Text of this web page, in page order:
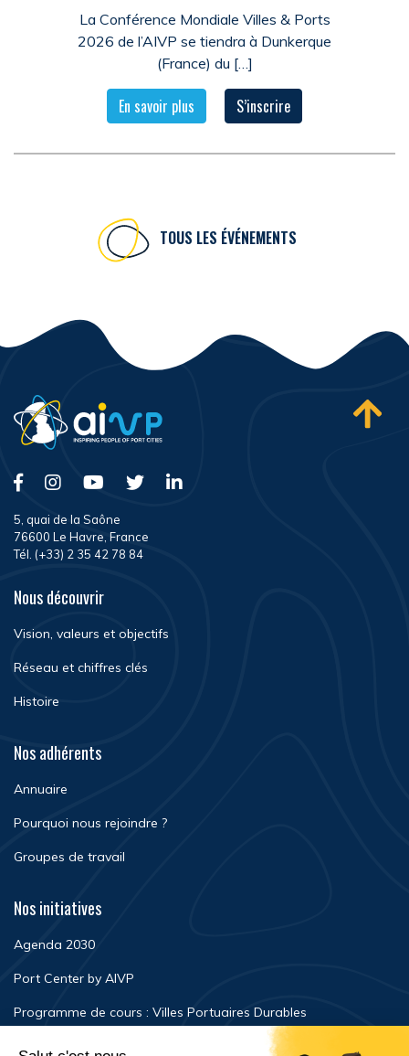
La Conférence Mondiale Villes & Ports
2026 de l’AIVP se tiendra à Dunkerque
(France) du […]
En savoir plus S’inscrire
TOUS LES ÉVÉNEMENTS
5, quai de la Saône
76600 Le Havre, France
Tél. (+33) 2 35 42 78 84
Nous découvrir
Vision, valeurs et objectifs
Réseau et chiffres clés
Histoire
Nos adhérents
Annuaire
Pourquoi nous rejoindre ?
Groupes de travail
Nos initiatives
Agenda 2030
Port Center by AIVP
Programme de cours : Villes Portuaires Durables